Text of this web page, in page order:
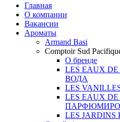
Главная
О компании
Вакансии
Ароматы
Armand Basi
Comptoir Sud
О бренде
LES EAUX
ВОДА
LES
LES EAUX
LES JARDINS